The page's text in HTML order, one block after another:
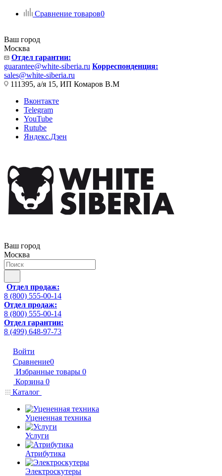
Сравнение товаров0
Ваш город
Москва
Отдел гарантии:
guarantee@white-siberia.ru Корреспонденция:
sales@white-siberia.ru
111395, а/я 15, ИП Комаров В.М
Вконтакте
Telegram
YouTube
Rutube
Яндекс.Дзен
Ваш город
Москва
Отдел продаж:
8 (800) 555-00-14
Отдел продаж:
8 (800) 555-00-14
Отдел гарантии:
8 (499) 648-97-73
Войти
Сравнение0
Избранные товары 0
Корзина 0
Каталог
Уцененная техника
Услуги
Атрибутика
Электроскутеры